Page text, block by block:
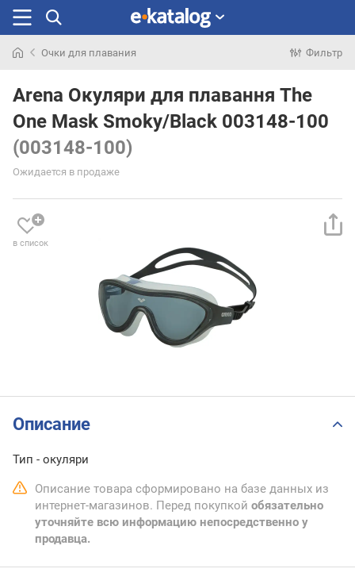
раньше
Очки для плавания Фильтр
Arena Окуляри для плавання The
One Mask Smoky/Black 003148-100
(003148-100)
Ожидается в продаже
в список
Описание
Тип - окуляри
Описание товара сформировано на базе данных из
интернет-магазинов. Перед покупкой обязательно
уточняйте всю информацию непосредственно у
продавца.